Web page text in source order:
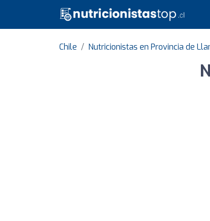
Chile Nutricionistas en Provincia de